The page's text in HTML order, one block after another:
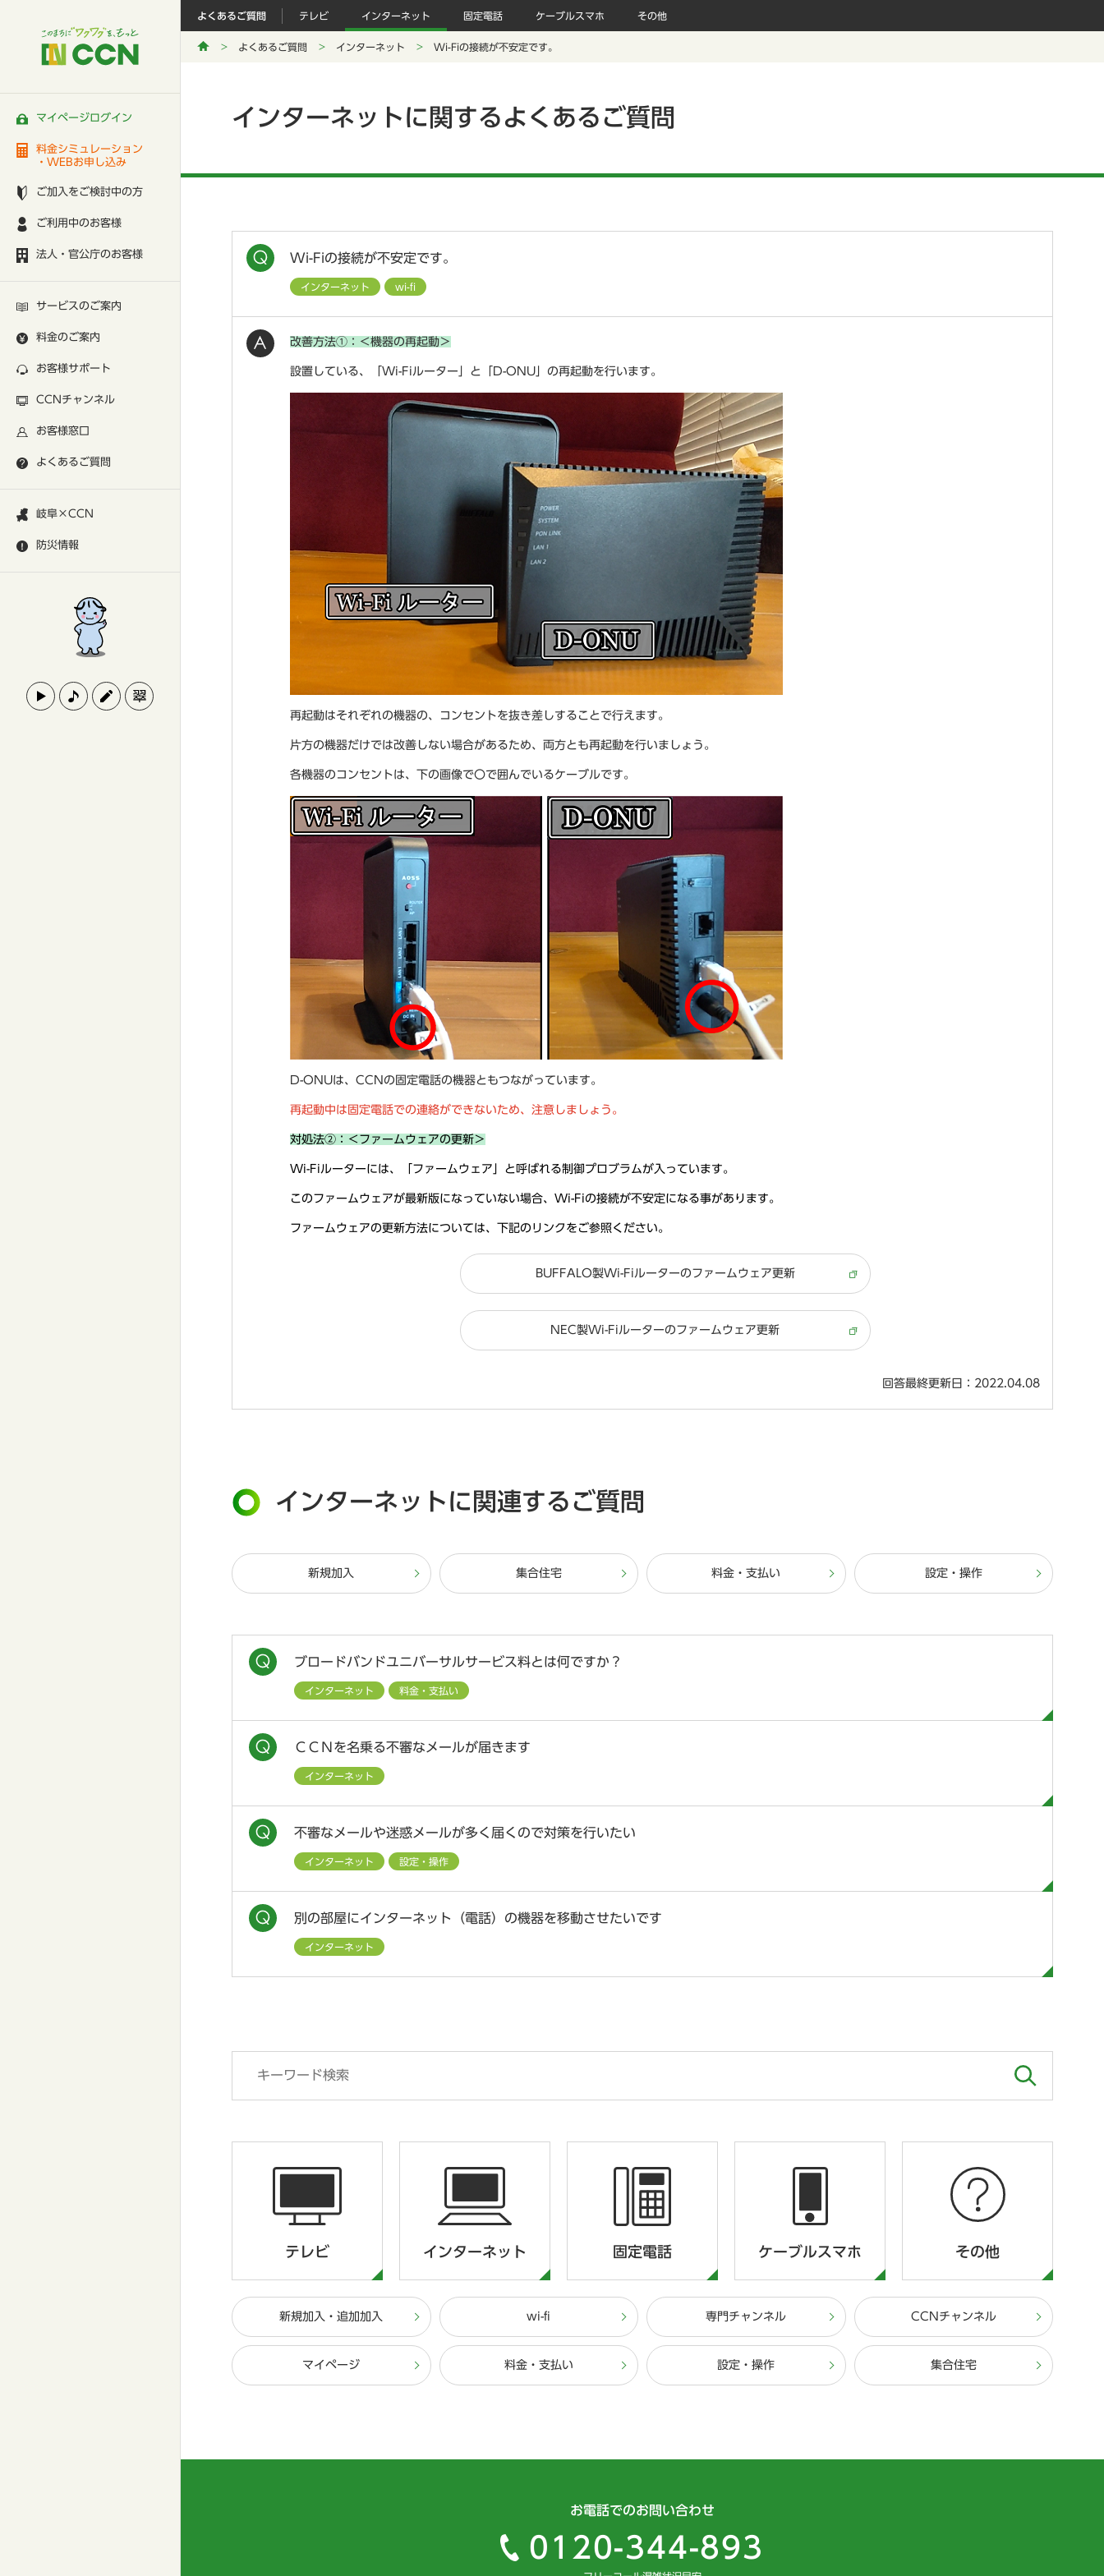
マイページログイン
料金シミュレーション
・WEBお申し込み
ご加入をご検討中の方
ご利用中のお客様
法人・官公庁のお客様
サービスのご案内
料金のご案内
お客様サポート
CCNチャンネル
お客様窓口
よくあるご質問
岐阜×CCN
防災情報
よくあるご質問 テレビ インターネット 固定電話 ケーブルスマホ その他
よくあるご質問 インターネット Wi-Fiの接続が不安定です。
インターネットに関するよくあるご質問
Wi-Fiの接続が不安定です。
インターネット wi-fi
改善方法①：＜機器の再起動＞
設置している、「Wi-Fiルーター」と「D-ONU」の再起動を行います。
再起動はそれぞれの機器の、コンセントを抜き差しすることで行えます。
片方の機器だけでは改善しない場合があるため、両方とも再起動を行いましょう。
各機器のコンセントは、下の画像で〇で囲んでいるケーブルです。
D-ONUは、CCNの固定電話の機器ともつながっています。
再起動中は固定電話での連絡ができないため、注意しましょう。
対処法②：＜ファームウェアの更新＞
Wi-Fiルーターには、「ファームウェア」と呼ばれる制御プロブラムが入っています。
このファームウェアが最新版になっていない場合、Wi-Fiの接続が不安定になる事があります。
ファームウェアの更新方法については、下記のリンクをご参照ください。
BUFFALO製Wi-Fiルーターのファームウェア更新
NEC製Wi-Fiルーターのファームウェア更新
回答最終更新日：2022.04.08
インターネットに関連するご質問
新規加入 集合住宅 料金・支払い 設定・操作
ブロードバンドユニバーサルサービス料とは何ですか？
インターネット 料金・支払い
ＣＣＮを名乗る不審なメールが届きます
インターネット
不審なメールや迷惑メールが多く届くので対策を行いたい
インターネット 設定・操作
別の部屋にインターネット（電話）の機器を移動させたいです
インターネット
テレビ インターネット 固定電話 ケーブルスマホ その他
新規加入・追加加入 wi-fi 専門チャンネル CCNチャンネル
マイページ 料金・支払い 設定・操作 集合住宅
お電話でのお問い合わせ
0120-344-893